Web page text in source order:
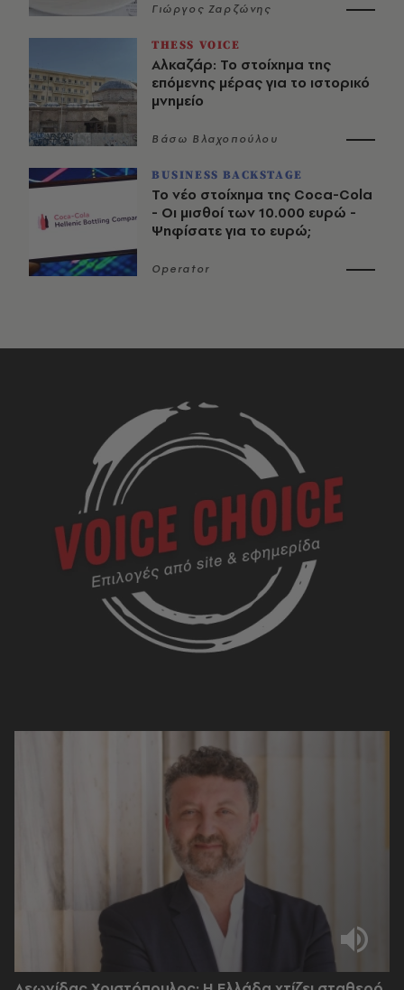
Γιώργος Ζαρζώνης
THESS VOICE
Αλκαζάρ: Το στοίχημα της
επόμενης μέρας για το ιστορικό
μνημείο
Βάσω Βλαχοπούλου
BUSINESS BACKSTAGE
Το νέο στοίχημα της Coca-Cola
- Οι μισθοί των 10.000 ευρώ -
Ψηφίσατε για το ευρώ;
Operator